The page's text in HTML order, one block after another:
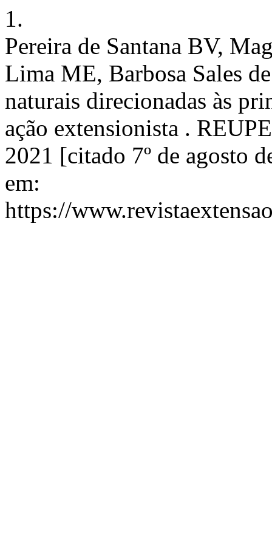
1.
Pereira de Santana BV,
Lima ME, Barbosa Sales
naturais direcionadas às
ação extensionista .
2021 [citado 7º de agosto
em:
https://